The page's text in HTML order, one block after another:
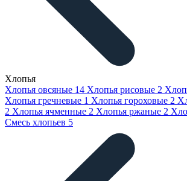
Хлопья
Хлопья овсяные 14 Хлопья рисовые 2
Хлопья гречневые 1 Хлопья гороховые 2
2 Хлопья ячменные 2 Хлопья ржаные 2
Смесь хлопьев 5